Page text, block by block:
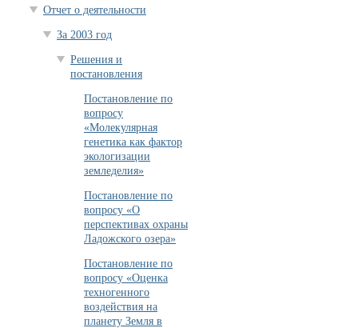
Отчет о деятельности
За 2003 год
Решения и
постановления
Постановление по
вопросу
«Молекулярная
генетика как фактор
экологизации
земледелия»
Постановление по
вопросу «О
перспективах охраны
Ладожского озера»
Постановление по
вопросу «Оценка
техногенного
воздействия на
планету Земля в